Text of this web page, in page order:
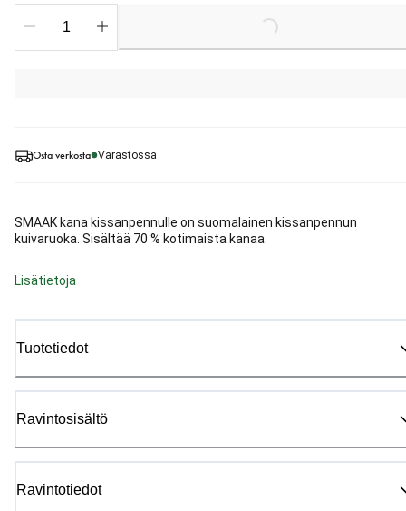
Osta verkosta Varastossa
SMAAK kana kissanpennulle on suomalainen kissanpennun
kuivaruoka. Sisältää 70 % kotimaista kanaa.
Lisätietoja
Tuotetiedot
Ravintosisältö
Ravintotiedot
Loading...